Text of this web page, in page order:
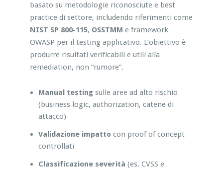
basato su metodologie riconosciute e best
practice di settore, includendo riferimenti come
NIST SP 800-115, OSSTMM e framework
OWASP per il testing applicativo. L’obiettivo è
produrre risultati verificabili e utili alla
remediation, non “rumore”.
Manual testingsulle aree ad alto rischio
(business logic, authorization, catene di
attacco)
Validazione impattocon proof of concept
controllati
Classificazione severità (es. CVSS e